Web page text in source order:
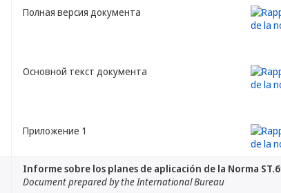
Полная версия документа
Основной текст документа
Приложение 1
Informe sobre los planes de aplicación de la Norma
Document prepared by the International Bureau